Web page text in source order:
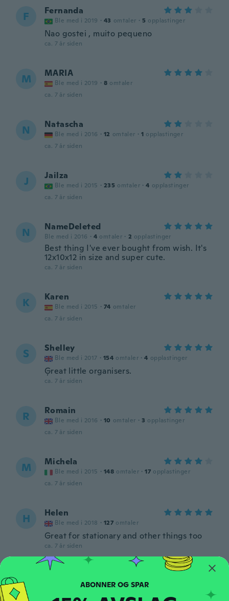
F Fernanda
Ble med i 2019 · 43 omtaler · 5 opplastinger
Nao gostei , muito pequeno
ca. 7 år siden
M MARIA
Ble med i 2019 · 8 omtaler
ca. 7 år siden
N Natascha
Ble med i 2016 · 12 omtaler · 1 opplastinger
ca. 7 år siden
J Jailza
Ble med i 2015 · 235 omtaler · 4 opplastinger
ca. 7 år siden
N NameDeleted
Ble med i 2016 · 4 omtaler · 2 opplastinger
Best thing I've ever bought from wish. It's
12x10x12 in size and super cute.
ca. 7 år siden
K Karen
Ble med i 2015 · 74 omtaler
ca. 7 år siden
S Shelley
Ble med i 2017 · 154 omtaler · 4 opplastinger
Ģreat little organisers.
ca. 7 år siden
R Romain
Ble med i 2016 · 10 omtaler · 3 opplastinger
ca. 7 år siden
M Michela
Ble med i 2015 · 148 omtaler · 17 opplastinger
ca. 7 år siden
H Helen
Ble med i 2018 · 127 omtaler
Great for stationary and other things too
ca. 7 år siden
C Ble med i 2017 · 34 omtaler
ca. 7 år siden